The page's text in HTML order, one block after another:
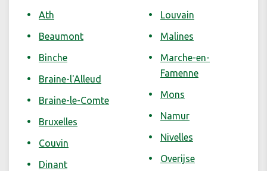
Ath
Beaumont
Binche
Braine-l'Alleud
Braine-le-Comte
Bruxelles
Couvin
Dinant
Louvain
Malines
Marche-en-
Famenne
Mons
Namur
Nivelles
Overijse